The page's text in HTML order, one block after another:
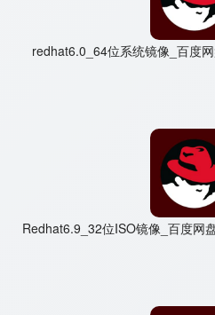
redhat6.0_64位系统镜像_百度
Redhat6.9_32位ISO镜像_百度网